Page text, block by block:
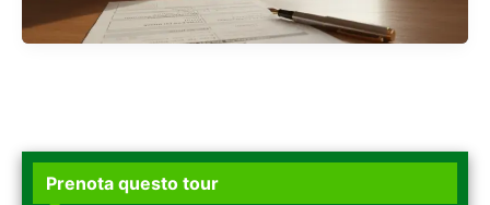
Tuo
Visto
Quello
Che
Prenota questo tour